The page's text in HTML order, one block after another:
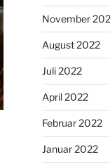
November
August 2022
Juli 2022
April 2022
Februar 2022
Januar 2022